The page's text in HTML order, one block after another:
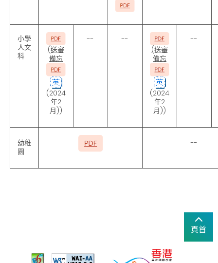
小學
人文
科
(送審
備忘
(2024
年2
月))
--
--
(送審
備忘
(2024
年2
月))
--
幼稚
園
--
頁首